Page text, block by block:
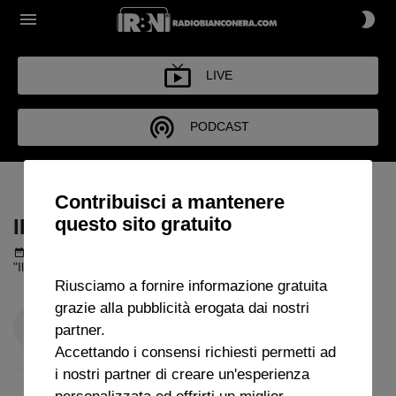
LIVE
PODCAST
IL CLUB DEGLI INVIATI
IL CLUB DEGLI INVIATI
"Il Club degli Inviati" con Camillo Demichelis.
Contribuisci a mantenere
questo sito gratuito
Riusciamo a fornire informazione gratuita
grazie alla pubblicità erogata dai nostri
partner.
Accettando i consensi richiesti permetti ad
i nostri partner di creare un'esperienza